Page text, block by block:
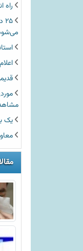
راه
اعلام 5 دلیل اصلی طلاق در استان
یک